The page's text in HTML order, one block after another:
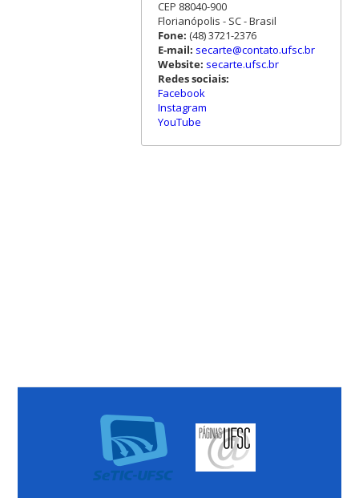
CEP 88040-900
Florianópolis - SC - Brasil
Fone: (48) 3721-2376
E-mail: secarte@contato.ufsc.br
Website: secarte.ufsc.br
Redes sociais:
Facebook
Instagram
YouTube